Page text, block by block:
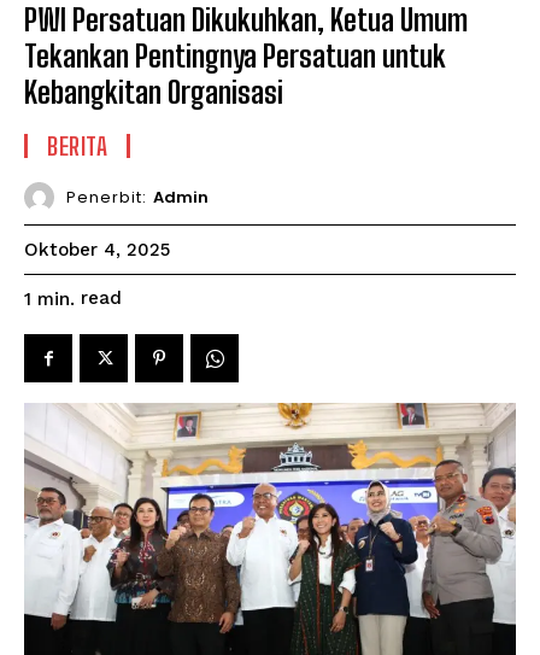
PWI Persatuan Dikukuhkan, Ketua Umum
Tekankan Pentingnya Persatuan untuk
Kebangkitan Organisasi
BERITA
Penerbit: Admin
Oktober 4, 2025
1 min. read